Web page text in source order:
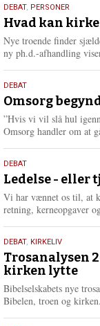
25.
juli
2026
DEBAT, PERSONER
Hvad kan
Nye troende finder
ny ph.d.-afhandling
9.
juli
2026
DEBAT
Omsorg
”Hvis vi vil slå hul
Omsorg handler om at
10.
juni
2026
DEBAT
Ledelse - eller
Vi har vænnet os til, at
retning, kerneopgaver
2.
juni
2026
DEBAT, KIRKELIV
Trosanalysen
kirken lytte
Bibelselskabets nye
Bibelen, troen og